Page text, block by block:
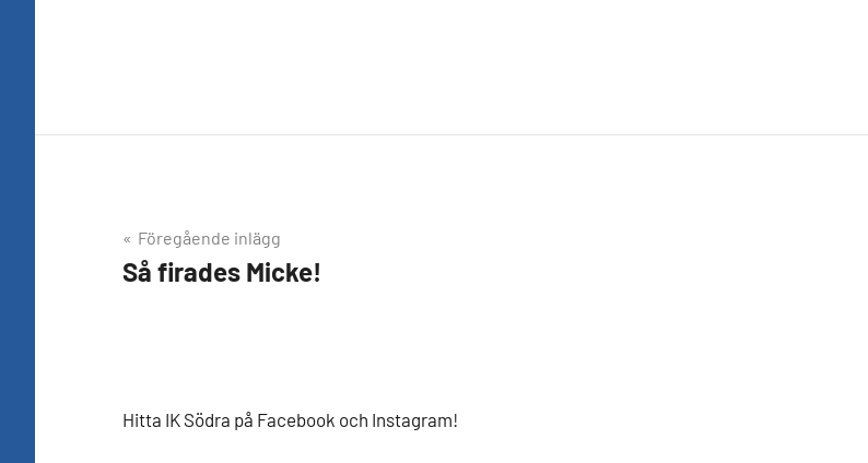
Inläggsnavigering
Föregående inlägg
Så firades Micke!
Hitta IK Södra på Facebook och Instagram!